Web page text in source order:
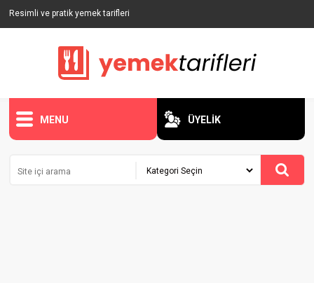
Resimli ve pratik yemek tarifleri
MENU ÜYELİK